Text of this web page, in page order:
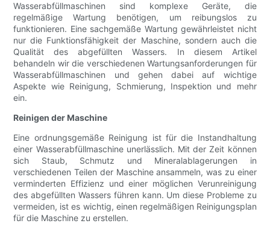
Wasserabfüllmaschinen sind komplexe Geräte, die
regelmäßige Wartung benötigen, um reibungslos zu
funktionieren. Eine sachgemäße Wartung gewährleistet nicht
nur die Funktionsfähigkeit der Maschine, sondern auch die
Qualität des abgefüllten Wassers. In diesem Artikel
behandeln wir die verschiedenen Wartungsanforderungen für
Wasserabfüllmaschinen und gehen dabei auf wichtige
Aspekte wie Reinigung, Schmierung, Inspektion und mehr
ein.
Reinigen der Maschine
Eine ordnungsgemäße Reinigung ist für die Instandhaltung
einer Wasserabfüllmaschine unerlässlich. Mit der Zeit können
sich Staub, Schmutz und Mineralablagerungen in
verschiedenen Teilen der Maschine ansammeln, was zu einer
verminderten Effizienz und einer möglichen Verunreinigung
des abgefüllten Wassers führen kann. Um diese Probleme zu
vermeiden, ist es wichtig, einen regelmäßigen Reinigungsplan
für die Maschine zu erstellen.